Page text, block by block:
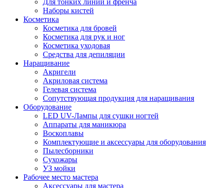
Для тонких линий и френча
Наборы кистей
Косметика
Косметика для бровей
Косметика для рук и ног
Косметика уходовая
Средства для депиляции
Наращивание
Акригели
Акриловая система
Гелевая система
Сопутствующая продукция для наращивания
Оборудование
LED UV-Лампы для сушки ногтей
Аппараты для маникюра
Воскоплавы
Комплектующие и аксессуары для оборудования
Пылесборники
Сухожары
УЗ мойки
Рабочее место мастера
Аксессуары для мастера